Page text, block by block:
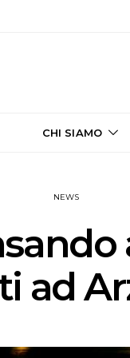
CHI SIAMO
NEWS
ad